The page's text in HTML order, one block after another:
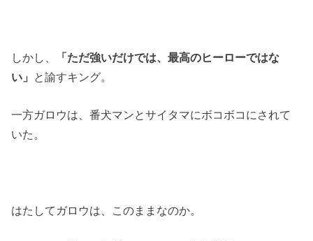
しかし、
「ただ強いだけでは、最高のヒーローではな
い」 と諭すキング。
一方ガロウは、番犬マンとサイタマにボコボコにされて
いた。
はたしてガロウは、このままなのか。